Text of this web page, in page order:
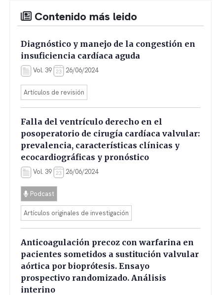
Contenido más leido
Diagnóstico y manejo de la congestión en
insuficiencia cardíaca aguda
Vol. 39 26/06/2024
Artículos de revisión
Falla del ventrículo derecho en el
posoperatorio de cirugía cardíaca valvular:
prevalencia, características clínicas y
ecocardiográficas y pronóstico
Vol. 39 26/06/2024
Podcast
Artículos originales de investigación
Anticoagulación precoz con warfarina en
pacientes sometidos a sustitución valvular
aórtica por bioprótesis. Ensayo
prospectivo randomizado. Análisis
interino